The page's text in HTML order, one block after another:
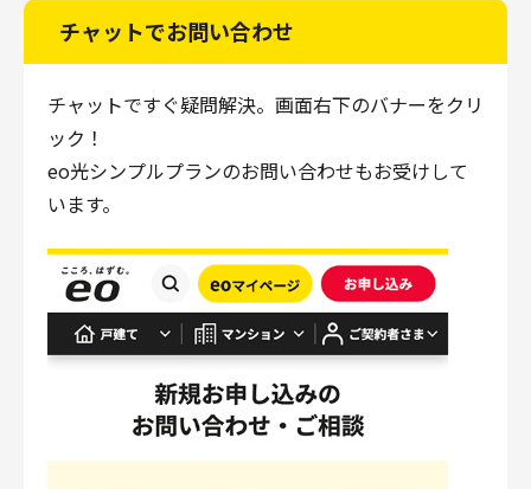
チャットでお問い合わせ
チャットですぐ疑問解決。画面右下のバナーをクリ
ック！
eo光シンプルプランのお問い合わせもお受けして
います。